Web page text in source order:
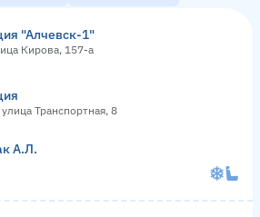
"Алчевск-1"
Кирова, 157-а
Транспортная, 8
А.Л.